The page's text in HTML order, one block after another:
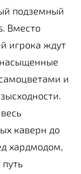
подземный
Вместо
игрока ждут
и
каверн до
хардмодом,